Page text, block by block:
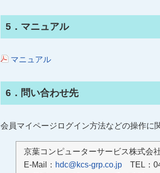
5．マニュアル
マニュアル
6．問い合わせ先
会員マイページログイン方法などの操作に
京葉コンピューターサービス株式会
E-Mail： hdc@kcs-grp.co.jp TEL：